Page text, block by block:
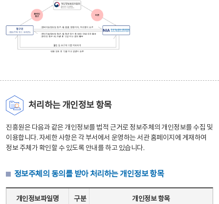
처리하는 개인정보 항목
진흥원은 다음과 같은 개인정보를 법적 근거로 정보주체의 개인정보를 수집 및
이용합니다. 자세한 사항은 각 부서에서 운영하는 서관 홈페이지에 게재하여
정보 주체가 확인할 수 있도록 안내를 하고 있습니다.
정보주체의 동의를 받아 처리하는 개인정보 항목
개인정보파일명 구분 개인정보 항목